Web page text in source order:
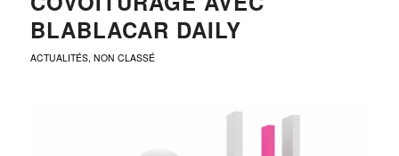
BLABLACAR DAILY
ACTUALITÉS, NON CLASSÉ